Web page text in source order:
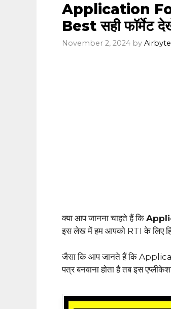
Application
Best सही फॉर्मेट
November 2, 2024 by
क्या आप जानना चाहते हैं कि
इस लेख में हम आपको RTI के लिए
जैसा कि आप जानते हैं कि
पत्र बनवाना होता है तब इस